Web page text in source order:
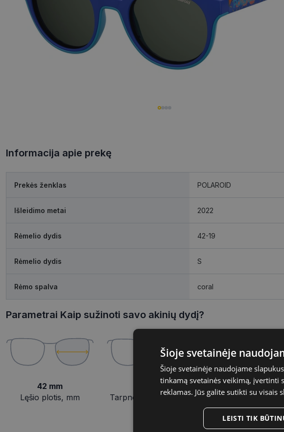
Informacija apie prekę
Prekės ženklas POLAROID
Išleidimo metai 2022
Rėmelio dydis 42-19
Rėmelio dydis S
Rėmo spalva coral
Parametrai Kaip sužinoti savo akinių dydį?
42 mm
Lęšio plotis, mm
19 mm
Tarpnosės plotis, mm
Šioje svetainėje
Šioje svetainėje naudojame
tinkamą svetainės veikimą,
reklamas. Jūs galite sutikti su visais
LEISTI TIK